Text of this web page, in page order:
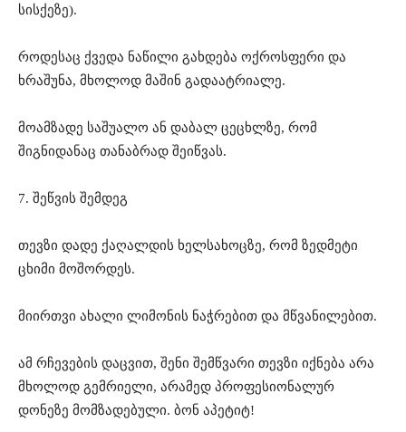
სისქეზე).
როდესაც ქვედა ნაწილი გახდება ოქროსფერი და
ხრაშუნა, მხოლოდ მაშინ გადაატრიალე.
მოამზადე საშუალო ან დაბალ ცეცხლზე, რომ
შიგნიდანაც თანაბრად შეიწვას.
7. შეწვის შემდეგ
თევზი დადე ქაღალდის ხელსახოცზე, რომ ზედმეტი
ცხიმი მოშორდეს.
მიირთვი ახალი ლიმონის ნაჭრებით და მწვანილებით.
ამ რჩევების დაცვით, შენი შემწვარი თევზი იქნება არა
მხოლოდ გემრიელი, არამედ პროფესიონალურ
დონეზე მომზადებული. ბონ აპეტიტ!